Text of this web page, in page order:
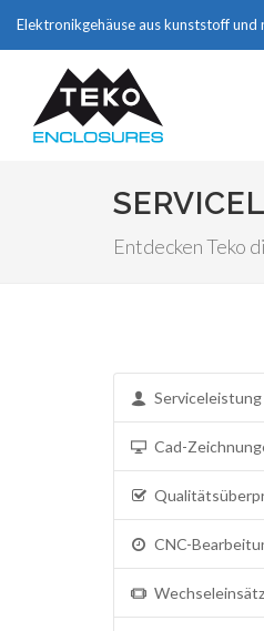
Elektronikgehäuse aus kunststoff und
Entdecken Teko
Serviceleistung
Cad-
CNC-